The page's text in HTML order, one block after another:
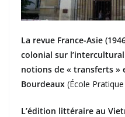
La revue France-Asie
colonial sur
notions de « transferts »
Bourdeaux (École
L’édition littéraire au